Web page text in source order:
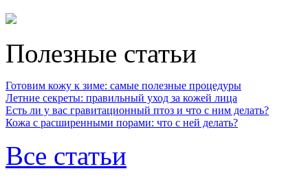
Полезные статьи
Готовим кожу к зиме: самые полезные процедуры
Летние секреты: правильный уход за кожей лица
Есть ли у вас гравитационный птоз и что с ним делать?
Кожа с расширенными порами: что с ней делать?
Все статьи